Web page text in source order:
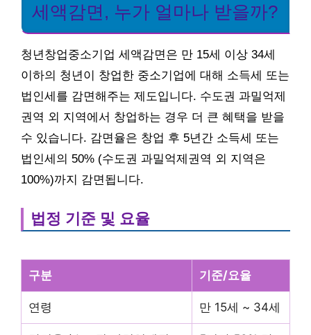
세액감면, 누가 얼마나 받을까?
청년창업중소기업 세액감면은 만 15세 이상 34세
이하의 청년이 창업한 중소기업에 대해 소득세 또는
법인세를 감면해주는 제도입니다. 수도권 과밀억제
권역 외 지역에서 창업하는 경우 더 큰 혜택을 받을
수 있습니다. 감면율은 창업 후 5년간 소득세 또는
법인세의 50% (수도권 과밀억제권역 외 지역은
100%)까지 감면됩니다.
법정 기준 및 요율
구분 기준/요율
연령 만 15세 ~ 34세